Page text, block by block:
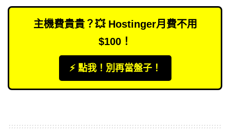
主機費貴貴？💥 Hostinger月費不用
$100！
⚡️ 點我！別再當盤子！